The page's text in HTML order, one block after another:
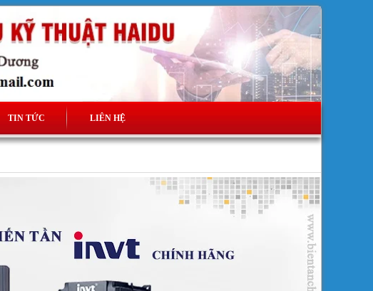
TIN TỨC LIÊN HỆ